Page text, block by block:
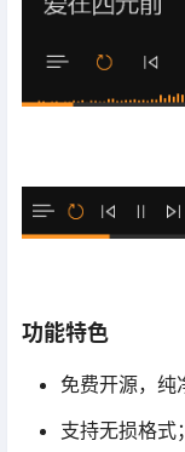
功能特色
免费开源，纯
支持无损格式；